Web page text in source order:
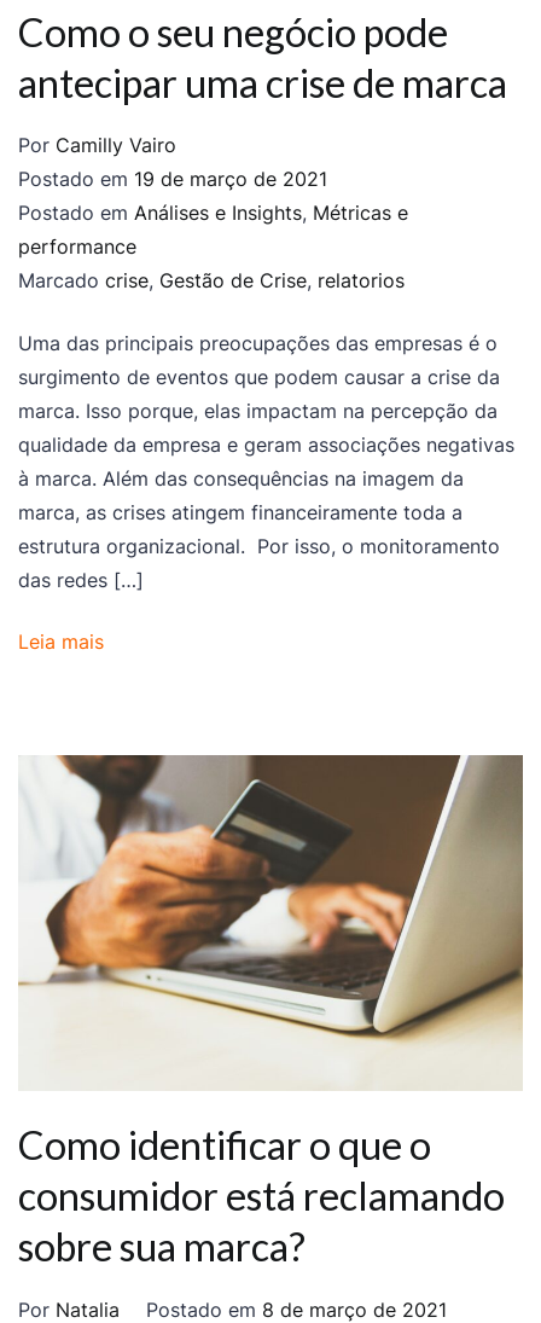
Como o seu negócio pode
antecipar uma crise de marca
Por Camilly Vairo
Postado em 19 de março de 2021
Postado em Análises e Insights, Métricas e
performance
Marcado crise, Gestão de Crise, relatorios
Uma das principais preocupações das empresas é o
surgimento de eventos que podem causar a crise da
marca. Isso porque, elas impactam na percepção da
qualidade da empresa e geram associações negativas
à marca. Além das consequências na imagem da
marca, as crises atingem financeiramente toda a
estrutura organizacional. Por isso, o monitoramento
das redes […]
Leia mais
Como identificar o que o
consumidor está reclamando
sobre sua marca?
Por Natalia Postado em 8 de março de 2021